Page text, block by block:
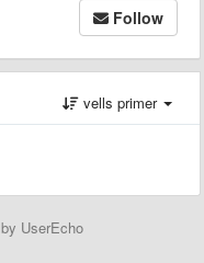
Follow
vells primer
by UserEcho